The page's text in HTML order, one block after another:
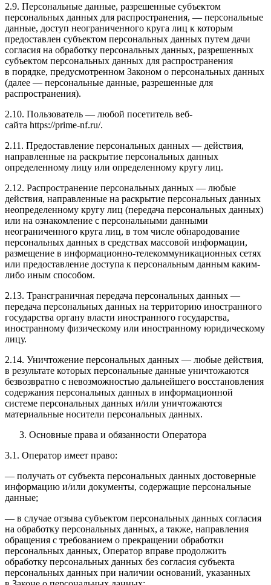
2.9. Персональные данные, разрешенные субъектом
персональных данных для распространения, — персональные
данные, доступ неограниченного круга лиц к которым
предоставлен субъектом персональных данных путем дачи
согласия на обработку персональных данных, разрешенных
субъектом персональных данных для распространения
в порядке, предусмотренном Законом о персональных данных
(далее — персональные данные, разрешенные для
распространения).
2.10. Пользователь — любой посетитель веб-
сайта https://prime-nf.ru/.
2.11. Предоставление персональных данных — действия,
направленные на раскрытие персональных данных
определенному лицу или определенному кругу лиц.
2.12. Распространение персональных данных — любые
действия, направленные на раскрытие персональных данных
неопределенному кругу лиц (передача персональных данных)
или на ознакомление с персональными данными
неограниченного круга лиц, в том числе обнародование
персональных данных в средствах массовой информации,
размещение в информационно-телекоммуникационных сетях
или предоставление доступа к персональным данным каким-
либо иным способом.
2.13. Трансграничная передача персональных данных —
передача персональных данных на территорию иностранного
государства органу власти иностранного государства,
иностранному физическому или иностранному юридическому
лицу.
2.14. Уничтожение персональных данных — любые действия,
в результате которых персональные данные уничтожаются
безвозвратно с невозможностью дальнейшего восстановления
содержания персональных данных в информационной
системе персональных данных и/или уничтожаются
материальные носители персональных данных.
Основные права и обязанности Оператора
3.1. Оператор имеет право:
— получать от субъекта персональных данных достоверные
информацию и/или документы, содержащие персональные
данные;
— в случае отзыва субъектом персональных данных согласия
на обработку персональных данных, а также, направления
обращения с требованием о прекращении обработки
персональных данных, Оператор вправе продолжить
обработку персональных данных без согласия субъекта
персональных данных при наличии оснований, указанных